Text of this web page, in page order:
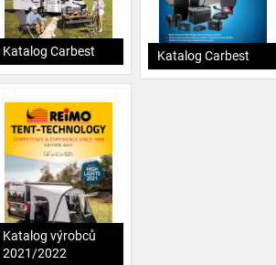
Katalog Carbest Katalog Carbest
Katalog výrobců
2021/2022